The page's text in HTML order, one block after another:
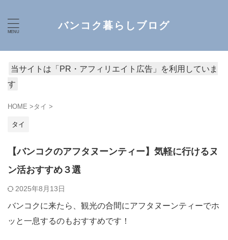
バンコク暮らしブログ
当サイトは「PR・アフィリエイト広告」を利用していま
す
HOME > タイ >
タイ
【バンコクのアフタヌーンティー】気軽に行けるヌ
ン活おすすめ３選
2025年8月13日
バンコクに来たら、観光の合間にアフタヌーンティーでホ
ッと一息するのもおすすめです！